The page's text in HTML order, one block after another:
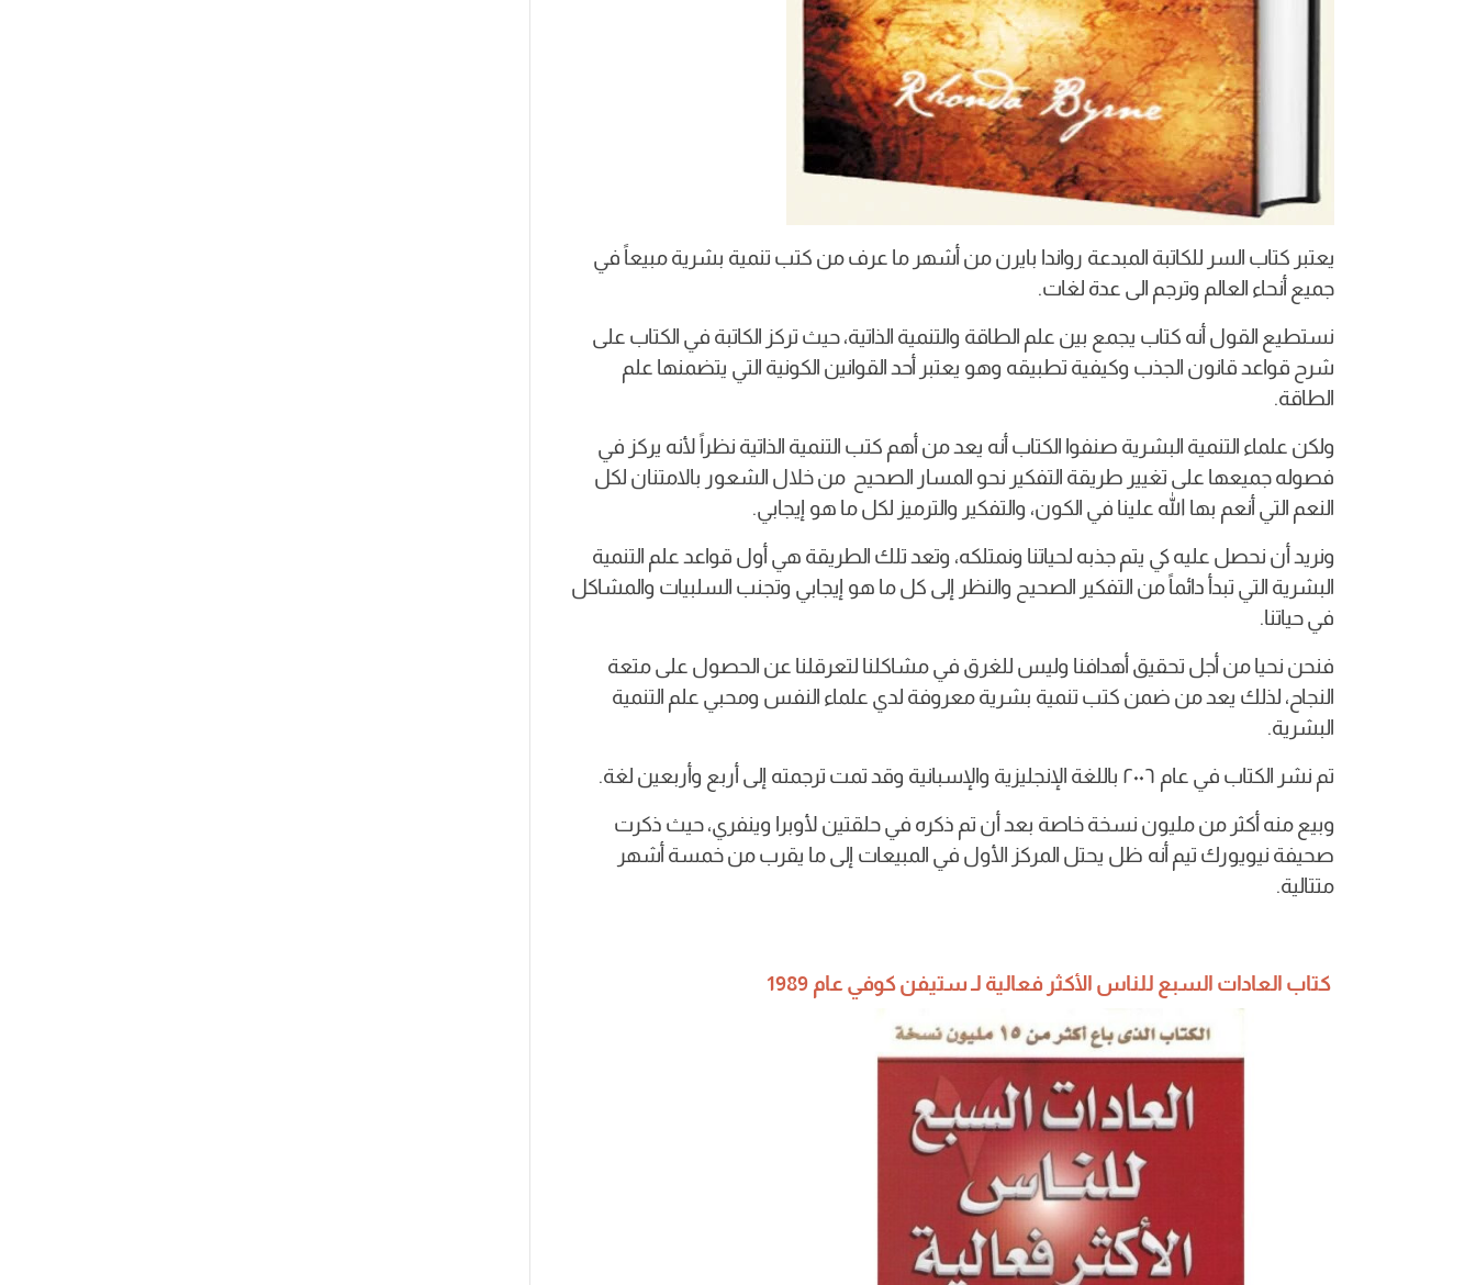
يعتبر كتاب السر للكاتبة المبدعة رواندا بايرن من أشهر ما عرف من كتب تنمية بشرية مبيعاً في
جميع أنحاء العالم وترجم الى عدة لغات.
نستطيع القول أنه كتاب يجمع بين علم الطاقة والتنمية الذاتية، حيث تركز الكاتبة في الكتاب على
شرح قواعد قانون الجذب وكيفية تطبيقه وهو يعتبر أحد القوانين الكونية التي يتضمنها علم
الطاقة.
ولكن علماء التنمية البشرية صنفوا الكتاب أنه يعد من أهم كتب التنمية الذاتية نظراً لأنه يركز في
فصوله جميعها على تغيير طريقة التفكير نحو المسار الصحيح من خلال الشعور بالامتنان لكل
النعم التي أنعم بها الله علينا في الكون، والتفكير والترميز لكل ما هو إيجابي.
ونريد أن نحصل عليه كي يتم جذبه لحياتنا ونمتلكه، وتعد تلك الطريقة هي أول قواعد علم التنمية
البشرية التي تبدأ دائماً من التفكير الصحيح والنظر إلى كل ما هو إيجابي وتجنب السلبيات والمشاكل
في حياتنا.
فنحن نحيا من أجل تحقيق أهدافنا وليس للغرق في مشاكلنا لتعرقلنا عن الحصول على متعة
النجاح، لذلك يعد من ضمن كتب تنمية بشرية معروفة لدي علماء النفس ومحبي علم التنمية
البشرية.
تم نشر الكتاب في عام ٢٠٠٦ باللغة الإنجليزية والإسبانية وقد تمت ترجمته إلى أربع وأربعين لغة.
وبيع منه أكثر من مليون نسخة خاصة بعد أن تم ذكره في حلقتين لأوبرا وينفري، حيث ذكرت
صحيفة نيويورك تيم أنه ظل يحتل المركز الأول في المبيعات إلى ما يقرب من خمسة أشهر
متتالية.
كتاب العادات السبع للناس الأكثر فعالية لـستيفن كوفي عام 1989